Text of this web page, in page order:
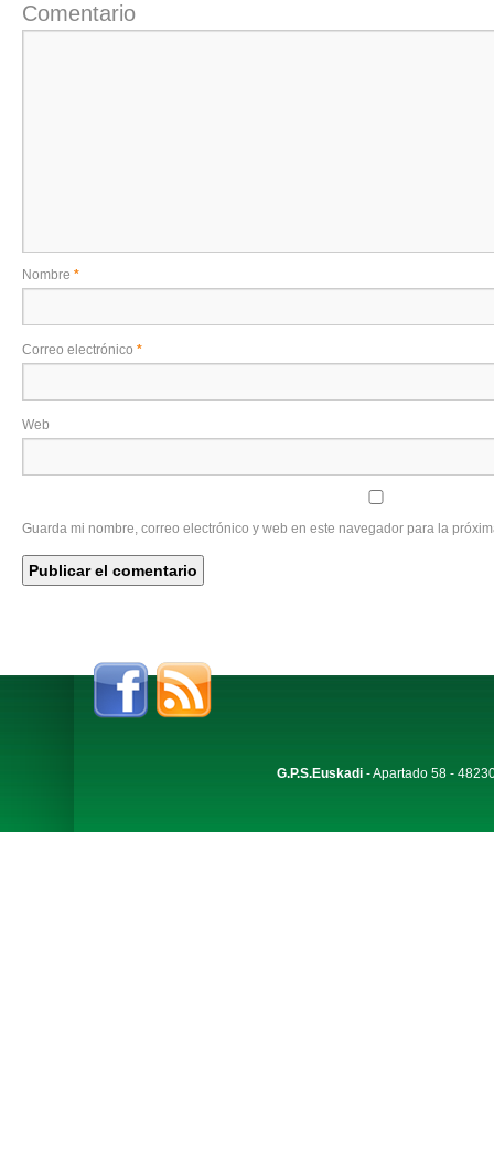
Comentario
Nombre *
Correo electrónico *
Web
Guarda mi nombre, correo electrónico y web en este navegador para la
G.P.S.Euskadi- Apartado 58 -